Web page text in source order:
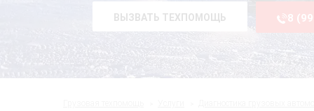
ВЫЗВАТЬ ТЕХПОМОЩЬ 8